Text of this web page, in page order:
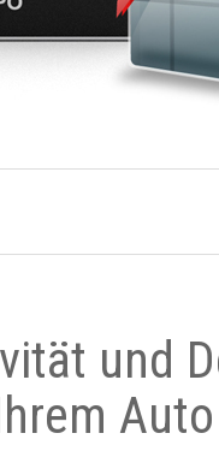
und
Auto